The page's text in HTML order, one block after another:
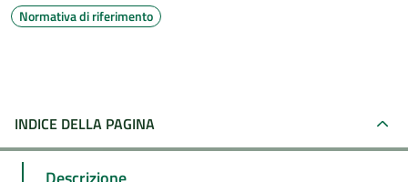
Normativa di riferimento
INDICE DELLA PAGINA